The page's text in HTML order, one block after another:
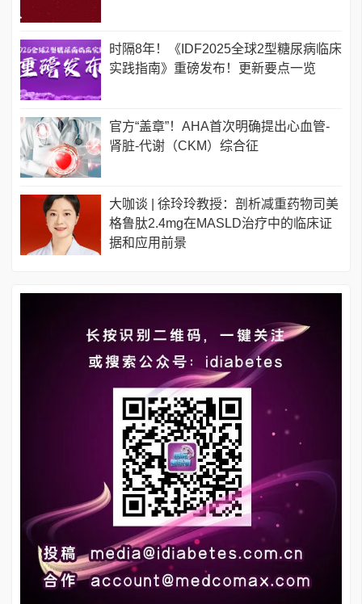
时隔8年！《IDF2025全球2型糖尿病临床
实践指南》重磅发布！更新要点一览
官方“盖章”！AHA首次明确提出心血管-
肾脏-代谢（CKM）综合征
大咖谈 | 徐玲玲教授：剖析减重药物司美
格鲁肽2.4mg在MASLD治疗中的临床证
据和应用前景